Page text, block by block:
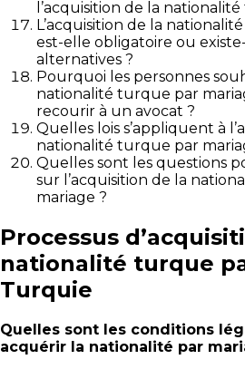
l’acquisition de la
L’acquisition de la
est-elle obligatoire ou
alternatives ?
Pourquoi les personnes
nationalité turque par
recourir à un avocat ?
Quelles lois s’appliquent à
nationalité turque par
Quelles sont les questions
sur l’acquisition de la
mariage ?
Processus
nationalité turque
Turquie
Quelles sont les conditions
acquérir la nationalité par